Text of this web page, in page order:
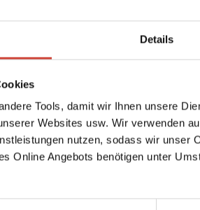
Details
Tools, damit wir Ihnen unsere
Websites usw. Wir verwenden
nutzen, sodass wir unser
Online Angebots benötigen unter
of